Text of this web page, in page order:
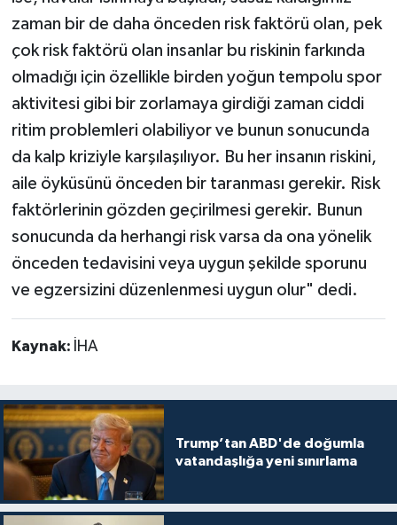
zaman bir de daha önceden risk faktörü olan, pek
çok risk faktörü olan insanlar bu riskinin farkında
olmadığı için özellikle birden yoğun tempolu spor
aktivitesi gibi bir zorlamaya girdiği zaman ciddi
ritim problemleri olabiliyor ve bunun sonucunda
da kalp kriziyle karşılaşılıyor. Bu her insanın riskini,
aile öyküsünü önceden bir taranması gerekir. Risk
faktörlerinin gözden geçirilmesi gerekir. Bunun
sonucunda da herhangi risk varsa da ona yönelik
önceden tedavisini veya uygun şekilde sporunu
ve egzersizini düzenlenmesi uygun olur" dedi.
Kaynak: İHA
Trump’tan ABD'de doğumla
vatandaşlığa yeni sınırlama